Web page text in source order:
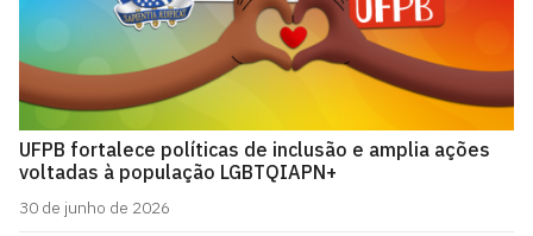
UFPB fortalece políticas de inclusão e amplia ações
voltadas à população LGBTQIAPN+
30 de junho de 2026